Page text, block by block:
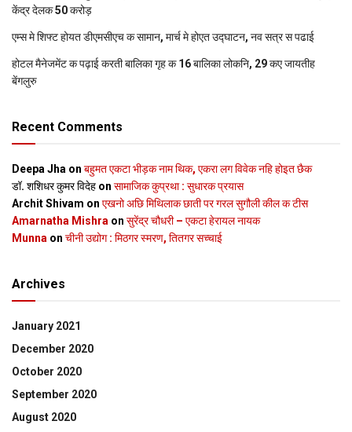
केंद्र देलक 50 करोड़
एम्स मे शिफ्ट होयत डीएमसीएच क सामान, मार्च मे होएत उद्घाटन, नव सत्र स पढाई
होटल मैनेजमेंट क पढ़ाई करती बालिका गृह क 16 बालिका लोकनि, 29 कए जायतीह
बेंगलुरु
Recent Comments
Deepa Jha on बहुमत एकटा भीड़क नाम थिक, एकरा लग विवेक नहि होइत छैक
डॉ. शशिधर कुमर विदेह on सामाजिक कुप्रथा : सुधारक प्रयास
Archit Shivam on एखनो अछि मिथिलाक छाती पर गरल सुगौली कील क टीस
Amarnatha Mishra on सुरेंद्र चौधरी – एकटा हेरायल नायक
Munna on चीनी उद्योग : मिठगर स्‍मरण, तितगर सच्‍चाई
Archives
January 2021
December 2020
October 2020
September 2020
August 2020